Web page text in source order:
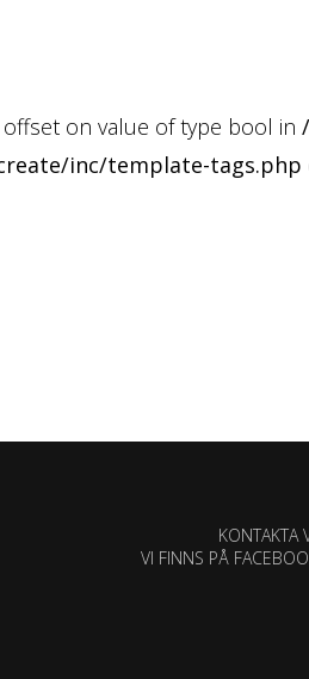
offset on value of type bool in
inc/template-tags.php
KONTAKTA
VI FINNS PÅ